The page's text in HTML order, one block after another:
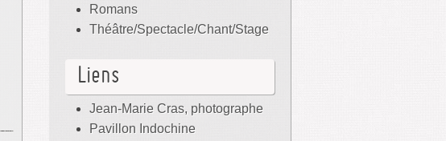
Romans
Théâtre/Spectacle/Chant/Stage
Liens
Jean-Marie Cras, photographe
Pavillon Indochine